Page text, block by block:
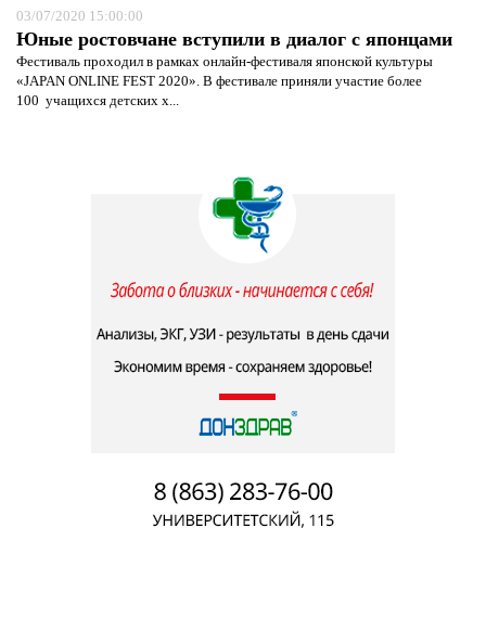
03/07/2020 15:00:00
Юные ростовчане вступили в диалог с японцами
Фестиваль проходил в рамках онлайн-фестиваля японской культуры
«JAPAN ONLINE FEST 2020». В фестивале приняли участие более
100 учащихся детских х...